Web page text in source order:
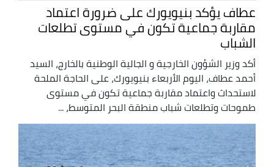
عطاف يؤكد بنيويورك على ضرورة اعتماد
مقاربة جماعية تكون في مستوى تطلعات
الشباب
أكد وزير الشؤون الخارجية و الجالية الوطنية بالخارج، السيد
أحمد عطاف، اليوم الأربعاء بنيويورك، على الحاجة الملحة
لاستحداث واعتماد مقاربة جماعية تكون في مستوى
طموحات وتطلعات شباب منطقة البحر المتوسط، ...